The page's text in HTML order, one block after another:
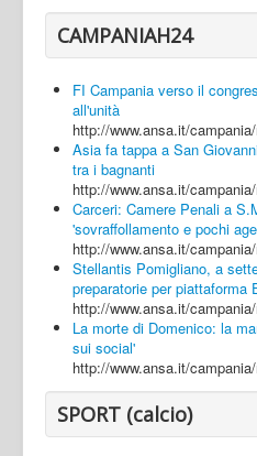
CAMPANIAH24
FI Campania verso il
all'unità
http://www.ansa.it/
Asia fa tappa a San
tra i bagnanti
http://www.ansa.it/
Carceri: Camere Penali a
'sovraffollamento e pochi
http://www.ansa.it/
Stellantis Pomigliano, a
preparatorie per piattaforma
http://www.ansa.it/
La morte di Domenico: la
sui social'
http://www.ansa.it/
SPORT (calcio)